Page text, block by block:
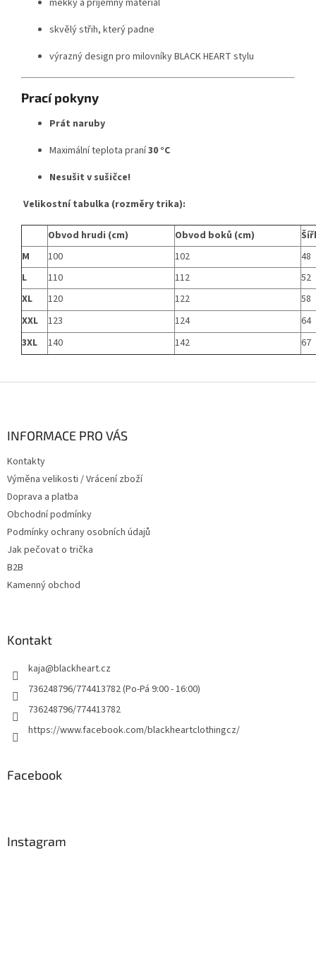
skvělý střih, který padne
výrazný design pro milovníky BLACK HEART stylu
Prací pokyny
Prát naruby
Maximální teplota praní30 °C
Nesušit v sušičce!
Velikostní tabulka (rozměry trika):
Obvod hrudi (cm) Obvod boků (cm)
M
100 102
48
L
110 112
52
XL
120 122
58
XXL
123 124
64
3XL
140 142 67
INFORMACE PRO VÁS
Kontakty
Výměna velikosti / Vrácení zboží
Doprava a platba
Obchodní podmínky
Podmínky ochrany osobních údajů
Jak pečovat o trička
B2B
Kamenný obchod
Kontakt
kaja@blackheart.cz
736248796/774413782 (Po-Pá 9:00 - 16:00)
736248796/774413782
https://www.facebook.com/blackheartclothingcz/
Facebook
Instagram